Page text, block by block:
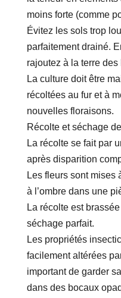
moins forte (comme
Évitez les sols trop
parfaitement drainé.
rajoutez à la terre des
La culture doit être
récoltées au fur et à
nouvelles floraisons.
Récolte et séchage
La récolte se fait par
après disparition
Les fleurs sont mises
à l’ombre dans une
La récolte est
séchage parfait.
Les propriétés
facilement altérées
important de garder
dans des bocaux